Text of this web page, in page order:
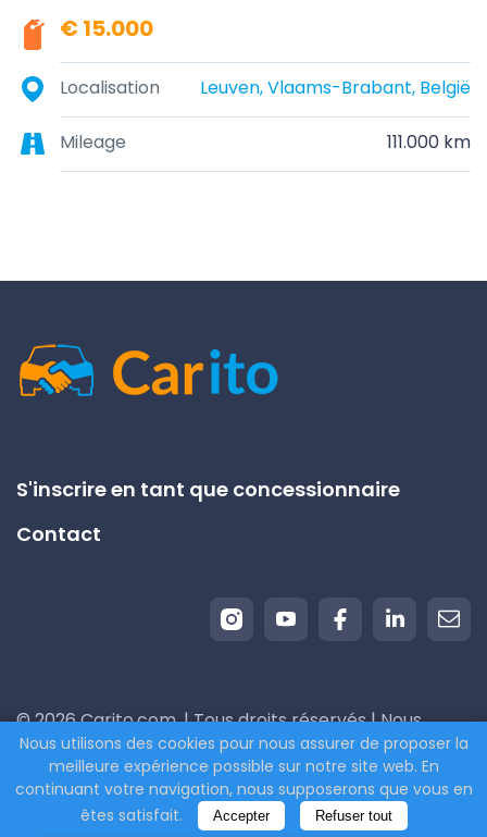
€ 15.000
Localisation Leuven, Vlaams-Brabant, België
Mileage 111.000 km
S'inscrire en tant que concessionnaire
Contact
© 2026 Carito.com. | Tous droits réservés | Nous
achetons votre voiture au meilleur prix ! | Powered
CodiCo.io
Nous utilisons des cookies pour nous assurer de proposer la
meilleure expérience possible sur notre site web. En
continuant votre navigation, nous supposerons que vous en
êtes satisfait.
Accepter Refuser tout